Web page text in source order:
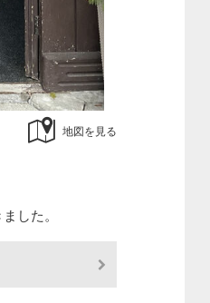
地図を見る
した。